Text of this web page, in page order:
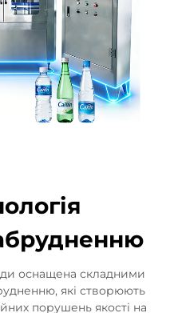
оснащена складними
які створюють
порушень якості на